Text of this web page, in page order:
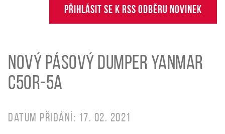
Přihlásit se k RSS odběru novinek
Nový pásový dumper YANMAR
C50R-5A
Datum přidání: 17. 02. 2021